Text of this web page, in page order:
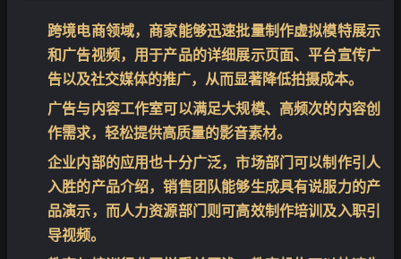
跨境电商领域，商家能够迅速批量制作虚拟模特展示
和广告视频，用于产品的详细展示页面、平台宣传广
告以及社交媒体的推广，从而显著降低拍摄成本。
广告与内容工作室可以满足大规模、高频次的内容创
作需求，轻松提供高质量的影音素材。
企业内部的应用也十分广泛，市场部门可以制作引人
入胜的产品介绍，销售团队能够生成具有说服力的产
品演示，而人力资源部门则可高效制作培训及入职引
导视频。